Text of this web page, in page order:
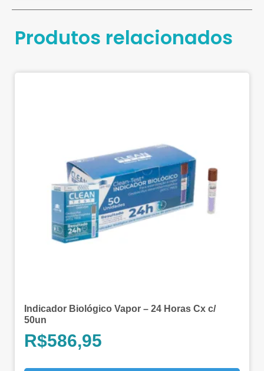
Produtos relacionados
Indicador Biológico Vapor – 24 Horas Cx c/
50un
R$586,95